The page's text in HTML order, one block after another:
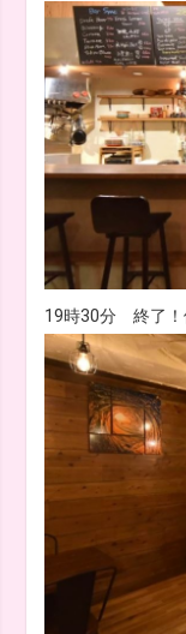
19時30分 終了！